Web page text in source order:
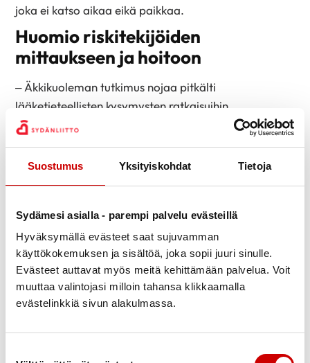
Suostumus Yksityiskohdat Tietoja
Sydämesi asialla - parempi palvelu evästeillä
Hyväksymällä evästeet saat sujuvamman
käyttökokemuksen ja sisältöä, joka sopii juuri sinulle.
Evästeet auttavat myös meitä kehittämään palvelua. Voit
muuttaa valintojasi milloin tahansa klikkaamalla
evästelinkkiä sivun alakulmassa.
joka ei katso aikaa eikä paikkaa.
Huomio riskitekijöiden
mittaukseen ja hoitoon
– Äkkikuoleman tutkimus nojaa pitkälti
lääketieteellisten kysymysten ratkaisuihin.
Äkkikuolema ei ole kuitenkaan pelkästään
terveydenhuollon ongelma. Meillä on kyllä jo tiedossa
petrattavaa. Näillä keinoilla tarkoitan edellä
mainittujen riskitekijöiden mittausta ja hoitoa, joka
jää usein valitettavan puutteelliseksi, vaikka kyseessä
on suhteellisen halpaa, turvallista, ja tehokasta
hoitoa, Lauri Holmström kertoo.